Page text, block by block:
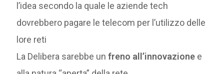
l’idea secondo la quale le aziende tech
dovrebbero pagare le telecom per l’utilizzo delle
lore reti
La Delibera sarebbe unfreno all’innovazione e